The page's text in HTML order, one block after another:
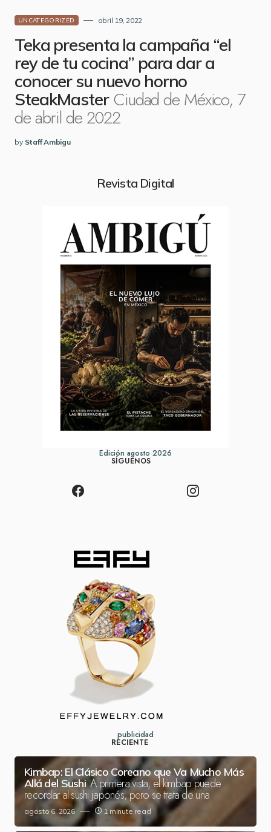
UNCATEGORIZED abril 19, 2022
Teka presenta la campaña “el
rey de tu cocina” para dar a
conocer su nuevo horno
SteakMaster Ciudad de México, 7
de abril de 2022
by Staff Ambigu
Revista Digital
Edición agosto 2026
SÍGUENOS
publicidad
RECIENTE
Kimbap: El Clásico Coreano que Va Mucho Más
Allá del Sushi A primera vista, el kimbap puede
recordar al sushi japonés, pero se trata de una
agosto 6, 2026 1 minute read